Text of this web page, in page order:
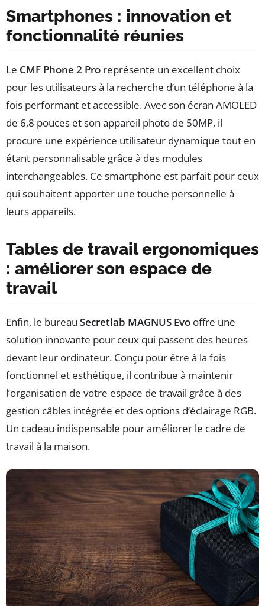
Smartphones : innovation et
fonctionnalité réunies
Le CMF Phone 2 Pro représente un excellent choix
pour les utilisateurs à la recherche d’un téléphone à la
fois performant et accessible. Avec son écran AMOLED
de 6,8 pouces et son appareil photo de 50MP, il
procure une expérience utilisateur dynamique tout en
étant personnalisable grâce à des modules
interchangeables. Ce smartphone est parfait pour ceux
qui souhaitent apporter une touche personnelle à
leurs appareils.
Tables de travail ergonomiques
: améliorer son espace de
travail
Enfin, le bureau Secretlab MAGNUS Evo offre une
solution innovante pour ceux qui passent des heures
devant leur ordinateur. Conçu pour être à la fois
fonctionnel et esthétique, il contribue à maintenir
l’organisation de votre espace de travail grâce à des
gestion câbles intégrée et des options d’éclairage RGB.
Un cadeau indispensable pour améliorer le cadre de
travail à la maison.